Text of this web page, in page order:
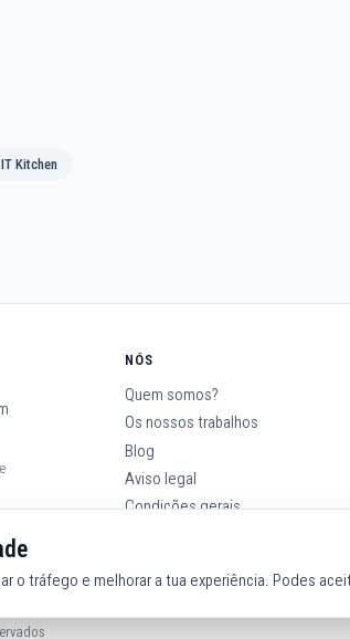
Kitchen
NÓS
Quem somos?
Os nossos trabalhos
Blog
Aviso legal
Condições gerais
o tráfego e melhorar a tua experiência. Podes